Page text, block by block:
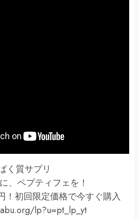
く質サプリ
、ペプティフェを！
！初回限定価格で今すぐ購入
lp?u=pt_lp_yt